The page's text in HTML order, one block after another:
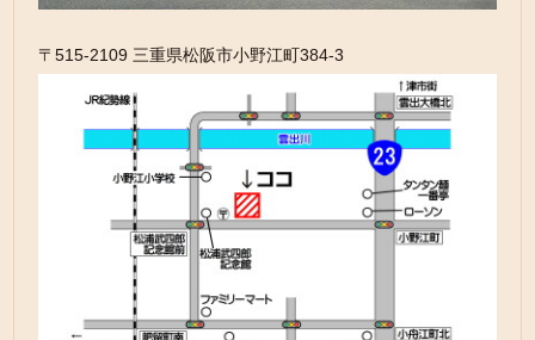
〒515-2109 三重県松阪市小野江町384-3